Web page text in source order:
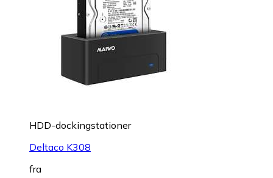
HDD-dockingstationer
Deltaco K308
fra